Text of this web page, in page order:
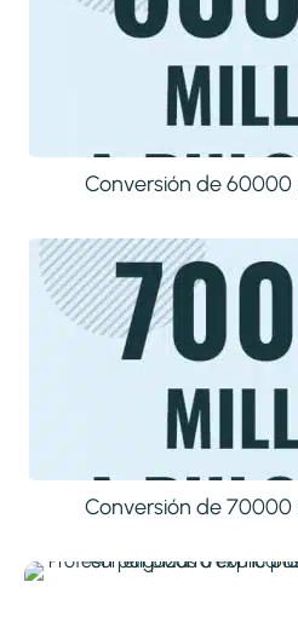
Conversión de 60000
Conversión de 70000